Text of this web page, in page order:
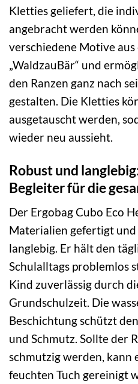
Kletties geliefert, die
angebracht werden
verschiedene Motive
„WaldzauBär“ und
den Ranzen ganz nach
gestalten. Die Kletties
ausgetauscht werden,
wieder neu aussieht.
Robust und
Begleiter für die
Der Ergobag Cubo Eco
Materialien gefertigt
langlebig. Er hält den
Schulalltags problemlos
Kind zuverlässig durch
Grundschulzeit. Die
Beschichtung schützt
und Schmutz. Sollte der
schmutzig werden, kann
feuchten Tuch gereinigt